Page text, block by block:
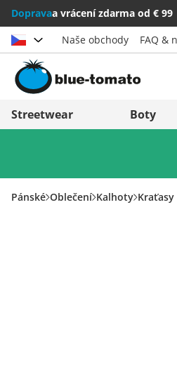
Dopravaa vrácení zdarma od € 99
Vybrat zemi
Österreich
Naše obchody FAQ &
Streetwear Boty
Pánské Oblečení Kalhoty